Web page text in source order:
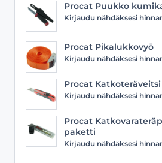
Procat Puukko
Kirjaudu nähdäksesi
Procat Pikalukkovyö
Kirjaudu nähdäksesi
Procat Katkoteräveitsi
Kirjaudu nähdäksesi
Procat
paketti
Kirjaudu nähdäksesi